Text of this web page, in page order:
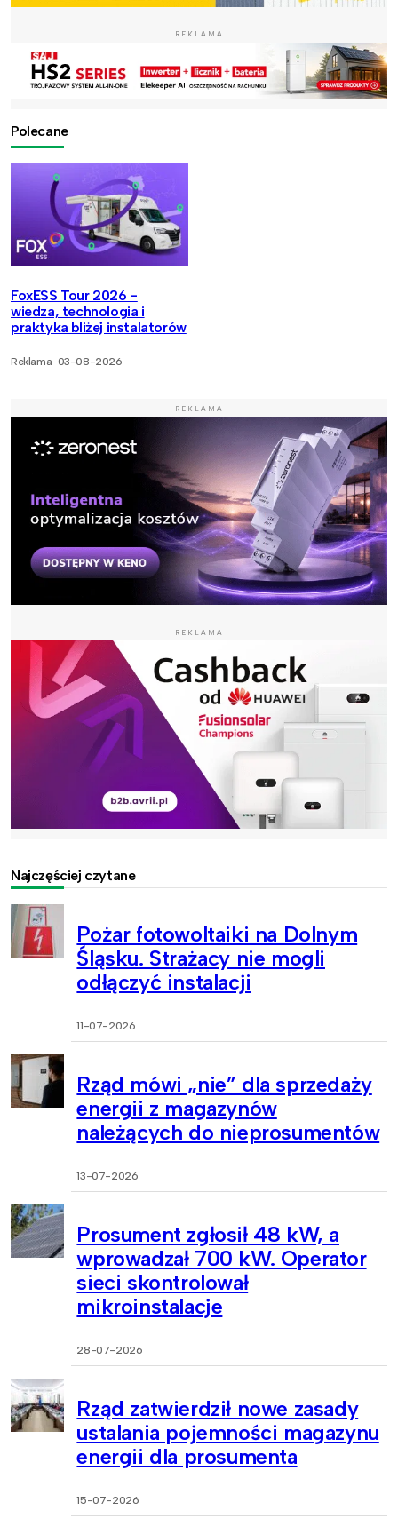
REKLAMA
Polecane
FoxESS Tour 2026 -
wiedza, technologia i
praktyka bliżej instalatorów
Reklama 03-08-2026
REKLAMA
REKLAMA
Najczęściej czytane
Pożar fotowoltaiki na Dolnym
Śląsku. Strażacy nie mogli
odłączyć instalacji
11-07-2026
Rząd mówi „nie” dla sprzedaży
energii z magazynów
należących do nieprosumentów
13-07-2026
Prosument zgłosił 48 kW, a
wprowadzał 700 kW. Operator
sieci skontrolował
mikroinstalacje
28-07-2026
Rząd zatwierdził nowe zasady
ustalania pojemności magazynu
energii dla prosumenta
15-07-2026